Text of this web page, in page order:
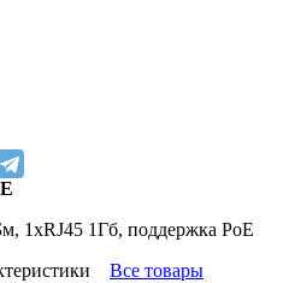
1xRJ45 1Гб, поддержка PoE
Все товары